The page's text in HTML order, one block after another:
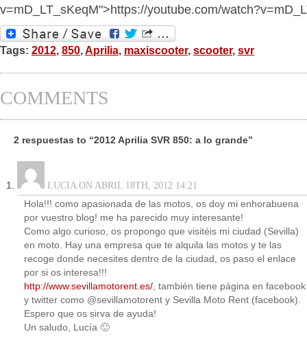
v=mD_LT_sKeqM">https://youtube.com/
Tags: 2012, 850,Aprilia, maxiscooter, scooter, svr
COMMENTS
2 respuestas to “2012 Aprilia SVR 850: a lo grande”
LUCIA ON ABRIL 18TH, 2012 14:21
Hola!!! como apasionada de las motos, os doy mi enhorabuena
por vuestro blog! me ha parecido muy interesante!
Como algo curioso, os propongo que visitéis mi ciudad (Sevilla)
en moto. Hay una empresa que te alquila las motos y te las
recoge donde necesites dentro de la ciudad, os paso el enlace
por si os interesa!!!
http://www.sevillamotorent.es/, también tiene página en facebook
y twitter como @sevillamotorent y Sevilla Moto Rent (facebook).
Espero que os sirva de ayuda!
Un saludo, Lucía 🙂